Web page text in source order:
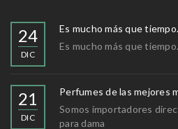
24
DIC
Es mucho más que
Es mucho más que
21
DIC
Perfumes de las mejores
Somos importadores
para dama